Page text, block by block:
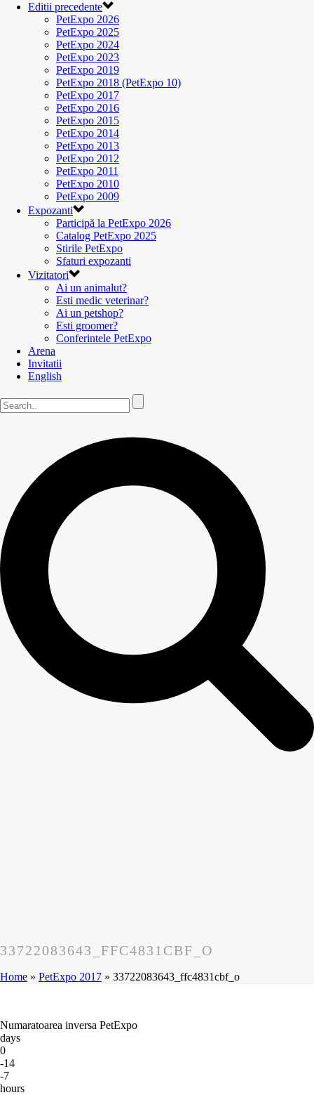
Editii precedente
PetExpo 2026
PetExpo 2025
PetExpo 2024
PetExpo 2023
PetExpo 2019
PetExpo 2018 (PetExpo 10)
PetExpo 2017
PetExpo 2016
PetExpo 2015
PetExpo 2014
PetExpo 2013
PetExpo 2012
PetExpo 2011
PetExpo 2010
PetExpo 2009
Expozanti
Participă la PetExpo 2026
Catalog PetExpo 2025
Stirile PetExpo
Sfaturi expozanti
Vizitatori
Ai un animalut?
Esti medic veterinar?
Ai un petshop?
Esti groomer?
Conferintele PetExpo
Arena
Invitatii
English
33722083643_FFC4831CBF_O
Home » PetExpo 2017 » 33722083643_ffc4831cbf_o
Numaratoarea inversa PetExpo
days
0
-14
-7
hours